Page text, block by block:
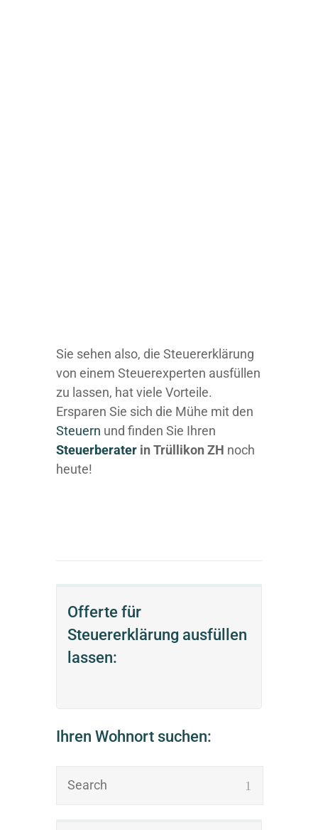
Offerte für
Steuererklärung ausfüllen
lassen:
Ihren Wohnort suchen:
Sie sehen also, die Steuererklärung
von einem Steuerexperten ausfüllen
zu lassen, hat viele Vorteile.
Ersparen Sie sich die Mühe mit den
Steuern und finden Sie Ihren
Steuerberater in Trüllikon ZH noch
heute!